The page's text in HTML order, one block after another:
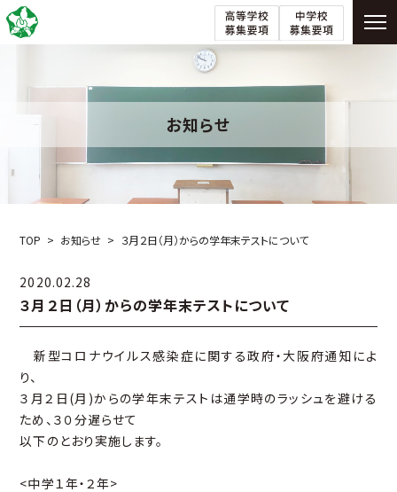
お知らせ
TOP お知らせ ３月２日（月）からの学年末テストについて
2020.02.28
３月２日（月）からの学年末テストについて
新型コロナウイルス感染症に関する政府・大阪府通知によ
り、
３月２日(月)からの学年末テストは通学時のラッシュを避ける
ため、３０分遅らせて
以下のとおり実施します。
<中学１年・２年>